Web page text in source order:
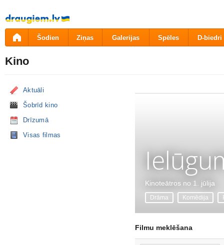
Pāriet
uz
saturu
Šodien Ziņas Galerijas Spēles D-biedri
Kino
Aktuāli
Šobrīd kino
Drīzumā
Visas filmas
Kinoteātros no 1. jūlija
Drāma Komēdija
Filmu meklēšana